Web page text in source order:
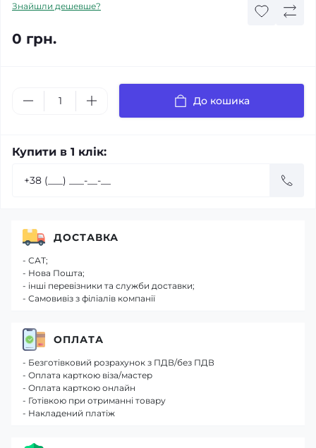
Знайшли дешевше?
0 грн.
До кошика
Купити в 1 клік:
ДОСТАВКА
- САТ;
- Нова Пошта;
- інші перевізники та служби доставки;
- Самовивіз з філіалів компанії
ОПЛАТА
- Безготівковий розрахунок з ПДВ/без ПДВ
- Оплата карткою віза/мастер
- Оплата карткою онлайн
- Готівкою при отриманні товару
- Накладений платіж